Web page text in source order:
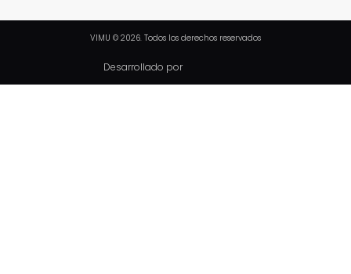
VIMU © 2026. Todos los derechos reservados
Desarrollado por